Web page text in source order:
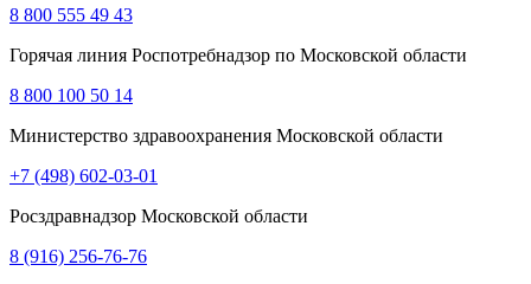
8 800 555 49 43
Горячая линия Роспотребнадзор по Московской области
8 800 100 50 14
Министерство здравоохранения Московской области
+7 (498) 602-03-01
Росздравнадзор Московской области
8 (916) 256-76-76